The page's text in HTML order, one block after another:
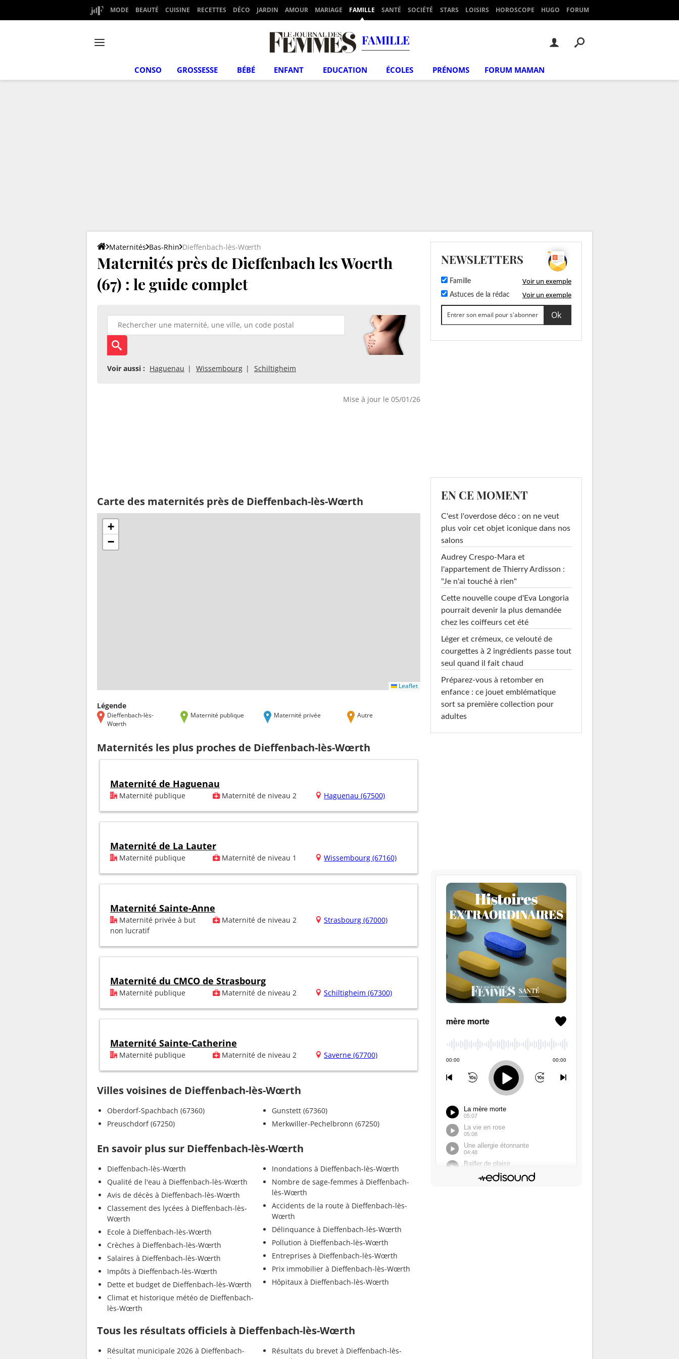
MODE BEAUTÉ CUISINE RECETTES DÉCO JARDIN AMOUR MARIAGE FAMILLE SANTÉ SOCIÉTÉ STARS LOISIRS HOROSCOPE HUGO FORUM
FAMILLE
CONSO GROSSESSE BÉBÉ ENFANT EDUCATION ÉCOLES PRÉNOMS FORUM MAMAN
Maternités Bas-Rhin Dieffenbach-lès-Wœrth
Maternités près de Dieffenbach les Woerth
(67) : le guide complet
Voir aussi : Haguenau Wissembourg Schiltigheim
Mise à jour le 05/01/26
Carte des maternités près de Dieffenbach-lès-Wœrth
+
−
Leaflet
Légende
Dieffenbach-lès-
Wœrth
Maternité publique Maternité privée Autre
Maternités les plus proches de Dieffenbach-lès-Wœrth
Maternité de Haguenau
Maternité publique Maternité de niveau 2 Haguenau (67500)
Maternité de La Lauter
Maternité publique Maternité de niveau 1 Wissembourg (67160)
Maternité Sainte-Anne
Maternité privée à but
non lucratif
Maternité de niveau 2 Strasbourg (67000)
Maternité du CMCO de Strasbourg
Maternité publique Maternité de niveau 2 Schiltigheim (67300)
Maternité Sainte-Catherine
Maternité publique Maternité de niveau 2 Saverne (67700)
Villes voisines de Dieffenbach-lès-Wœrth
Oberdorf-Spachbach (67360)
Preuschdorf (67250)
Gunstett (67360)
Merkwiller-Pechelbronn (67250)
En savoir plus sur Dieffenbach-lès-Wœrth
Dieffenbach-lès-Wœrth
Qualité de l'eau à Dieffenbach-lès-Wœrth
Avis de décès à Dieffenbach-lès-Wœrth
Classement des lycées à Dieffenbach-lès-
Wœrth
Ecole à Dieffenbach-lès-Wœrth
Crèches à Dieffenbach-lès-Wœrth
Salaires à Dieffenbach-lès-Wœrth
Impôts à Dieffenbach-lès-Wœrth
Dette et budget de Dieffenbach-lès-Wœrth
Climat et historique météo de Dieffenbach-
lès-Wœrth
Inondations à Dieffenbach-lès-Wœrth
Nombre de sage-femmes à Dieffenbach-
lès-Wœrth
Accidents de la route à Dieffenbach-lès-
Wœrth
Délinquance à Dieffenbach-lès-Wœrth
Pollution à Dieffenbach-lès-Wœrth
Entreprises à Dieffenbach-lès-Wœrth
Prix immobilier à Dieffenbach-lès-Wœrth
Hôpitaux à Dieffenbach-lès-Wœrth
Tous les résultats officiels à Dieffenbach-lès-Wœrth
Résultat municipale 2026 à Dieffenbach-
Résultats du brevet à Dieffenbach-lès-
NEWSLETTERS
Famille Voir un exemple
Astuces de la rédac Voir un exemple
EN CE MOMENT
C'est l'overdose déco : on ne veut
plus voir cet objet iconique dans nos
salons
Audrey Crespo-Mara et
l'appartement de Thierry Ardisson :
"Je n'ai touché à rien"
Cette nouvelle coupe d'Eva Longoria
pourrait devenir la plus demandée
chez les coiffeurs cet été
Léger et crémeux, ce velouté de
courgettes à 2 ingrédients passe tout
seul quand il fait chaud
Préparez-vous à retomber en
enfance : ce jouet emblématique
sort sa première collection pour
adultes